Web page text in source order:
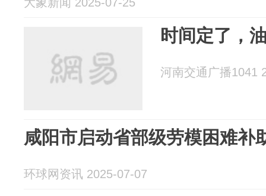
时间定了，
河南交通广播1041
咸阳市启动省部级劳模困难补
环球网资讯 2025-07-07